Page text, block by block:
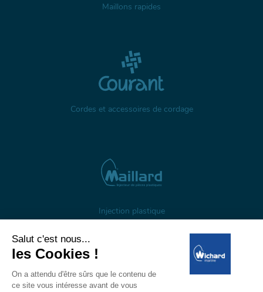
Maillons rapides
Cordes et accessoires de cordage
Injection plastique
À propos Gestion des cookies
Mentions légales
Données personnelles